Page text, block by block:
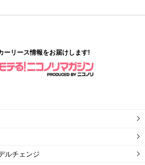
ーリース情報をお届けします!
ルチェンジ